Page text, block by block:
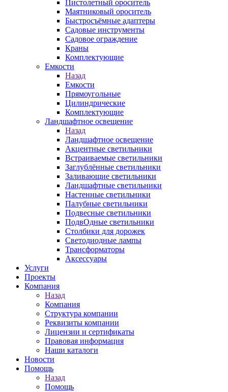
Пистолетный ороситель
Маятниковый ороситель
Быстросъёмные адаптеры
Садовые инструменты
Садовое ограждение
Краны
Комплектующие
Емкости
Назад
Емкости
Прямоугольные
Цилиндрические
Комплектующие
Ландшафтное освещение
Назад
Ландшафтное освещение
Акцентные светильники
Встраиваемые светильники
Заглублённые светильники
Заливающие светильники
Ландшафтные светильники
Настенные светильники
Палубные светильники
Подвесные светильники
ПодвОдные светильники
Столбики для дорожек
Светодиодные лампы
Трансформаторы
Аксессуары
Услуги
Проекты
Компания
Назад
Компания
Структура компании
Реквизиты компании
Лицензии и сертификаты
Правовая информация
Наши каталоги
Новости
Помощь
Назад
Помощь